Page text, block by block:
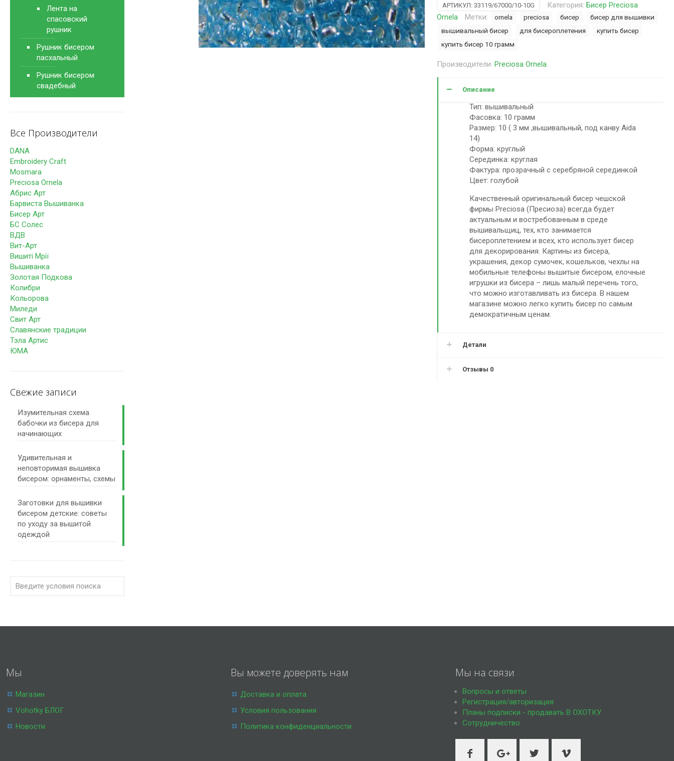
АРТИКУЛ: 33119/67000/10-10G Категория: Бисер Preciosa
Ornela
Метки: ornela preciosa бисер
бисер для вышивки
вышивальный бисер
для бисероплетения
купить бисер
купить бисер 10 грамм
Производители: Preciosa Ornela.
Описание
Тип: вышивальный
Фасовка: 10 грамм
Размер: 10 ( 3 мм ,вышивальный, под канву Aida
14)
Форма: круглый
Серединка: круглая
Фактура: прозрачный с серебряной серединкой
Цвет: голубой
Качественный оригинальный бисер чешской
фирмы Preciosa (Пресиоза) всегда будет
актуальным и востребованным в среде
вышивальщиц, тех, кто занимается
бисероплетением и всех, кто использует бисер
для декорирования. Картины из бисера,
украшения, декор сумочек, кошельков, чехлы на
мобильные телефоны вышитые бисером, елочные
игрушки из бисера – лишь малый перечень того,
что можно изготавливать из бисера. В нашем
магазине можно легко купить бисер по самым
демократичным ценам.
Детали
Отзывы 0
Лента на
спасовский
рушник
Рушник бисером
пасхальный
Рушник бисером
свадебный
Все Производители
DANA
Embroidery Craft
Mosmara
Preciosa Ornela
Абрис Арт
Барвиста Вышиванка
Бисер Арт
БС Солес
ВДВ
Вит-Арт
Вишиті Мрії
Вышиванка
Золотая Подкова
Колибри
Кольорова
Миледи
Свит Арт
Славянские традиции
Тэла Артис
ЮМА
Свежие записи
Изумительная схема
бабочки из бисера для
начинающих
Удивительная и
неповторимая вышивка
бисером: орнаменты, схемы
Заготовки для вышивки
бисером детские: советы
по уходу за вышитой
одеждой
Мы
Магазин
Vohotky БЛОГ
Новости
Вы можете доверять нам
Доставка и оплата
Условия пользования
Политика конфиденциальности
Мы на связи
Вопросы и ответы
Регистрация/авторизация
Планы подписки - продавать В ОХОТКУ
Сотрудничество